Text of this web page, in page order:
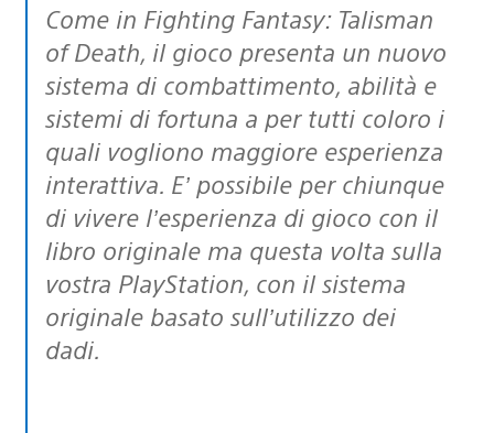
Come in Fighting Fantasy: Talisman
of Death, il gioco presenta un nuovo
sistema di combattimento, abilità e
sistemi di fortuna a per tutti coloro i
quali vogliono maggiore esperienza
interattiva. E’ possibile per chiunque
di vivere l’esperienza di gioco con il
libro originale ma questa volta sulla
vostra PlayStation, con il sistema
originale basato sull’utilizzo dei
dadi.